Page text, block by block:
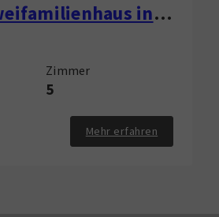
Ein- bis Zweifamilienhaus in Cappel in verkehrsberuhigter Lage
Zimmer
5
Mehr erfahren